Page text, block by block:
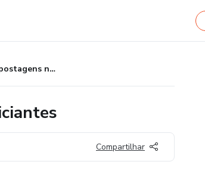
Dicas de postagens no Instagram para iniciantes
Compartilhar